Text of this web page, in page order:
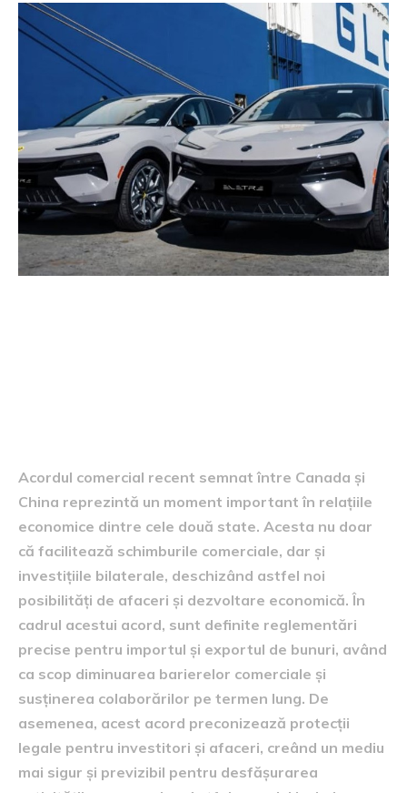
Acordul comercial recent semnat între Canada și
China reprezintă un moment important în relațiile
economice dintre cele două state. Acesta nu doar
că facilitează schimburile comerciale, dar și
investițiile bilaterale, deschizând astfel noi
posibilități de afaceri și dezvoltare economică. În
cadrul acestui acord, sunt definite reglementări
precise pentru importul și exportul de bunuri, având
ca scop diminuarea barierelor comerciale și
susținerea colaborărilor pe termen lung. De
asemenea, acest acord preconizează protecții
legale pentru investitori și afaceri, creând un mediu
mai sigur și previzibil pentru desfășurarea